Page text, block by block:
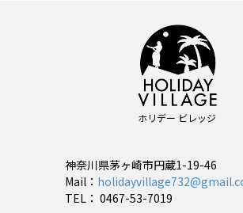
ホリデー ビレッジ
神奈川県茅ヶ崎市円蔵1-19-46
Mail：
TEL： 0467-53-7019